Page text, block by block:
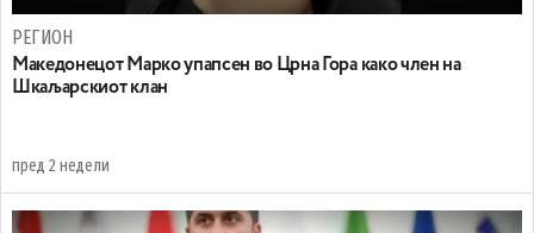
РЕГИОН
Maкедонецот Марко упапсен во Црна Гора како член на
Шкаљарскиот клан
пред 2 недели